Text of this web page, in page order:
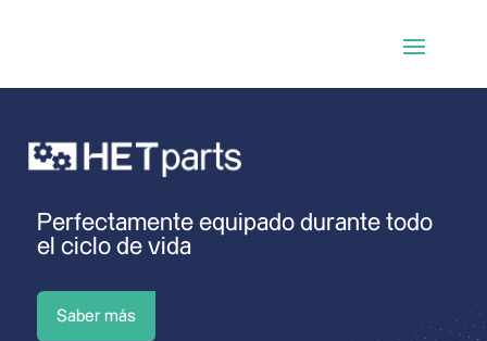
Perfectamente equipado durante todo
el ciclo de vida
Saber más